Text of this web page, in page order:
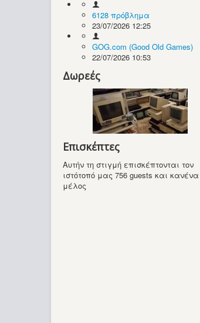
6128 πρόβλημα
23/07/2026 12:25
GOG.com (Good Old Games)
22/07/2026 10:53
Δωρεές
Επισκέπτες
Αυτήν τη στιγμή επισκέπτονται τον
ιστότοπό μας 756 guests και κανένα
μέλος